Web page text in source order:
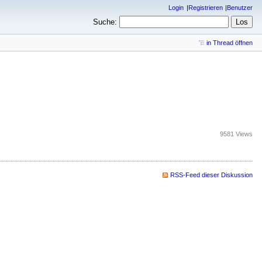
Login Registrieren Benutzer
Suche:
in Thread öffnen
9581 Views
RSS-Feed dieser Diskussion